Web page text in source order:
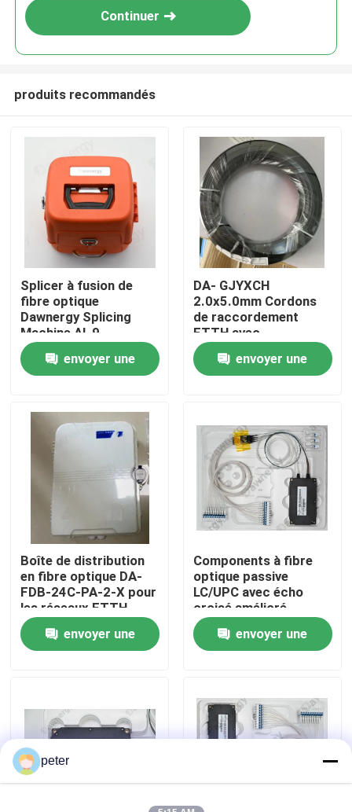
Maison
Vidéos
Au sujet de nous
Visite d'usine
Contrôle de qualité
Contactez-nous
Cas
Demandez une citation
Continuer
produits recommandés
Splicer à fusion de
fibre optique
Dawnergy Splicing
Machine AI-9
envoyer une
DA- GJYXCH
2.0x5.0mm Cordons
de raccordement
FTTH avec
connecteur Mini SC
étanche et connecteur
traversant
envoyer une
Boîte de distribution
en fibre optique DA-
FDB-24C-PA-2-X pour
les réseaux FTTH
envoyer une
Components à fibre
optique passive
LC/UPC avec écho
croisé amélioré
envoyer une
peter